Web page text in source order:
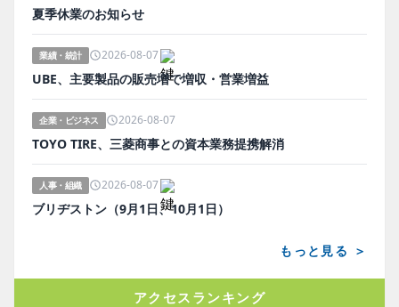
夏季休業のお知らせ
業績・統計 2026-08-07
UBE、主要製品の販売増で増収・営業増益
企業・ビジネス 2026-08-07
TOYO TIRE、三菱商事との資本業務提携解消
人事・組織 2026-08-07
ブリヂストン（9月1日、10月1日）
もっと見る ＞
アクセスランキング